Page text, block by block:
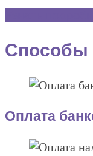
Способы
Оплата